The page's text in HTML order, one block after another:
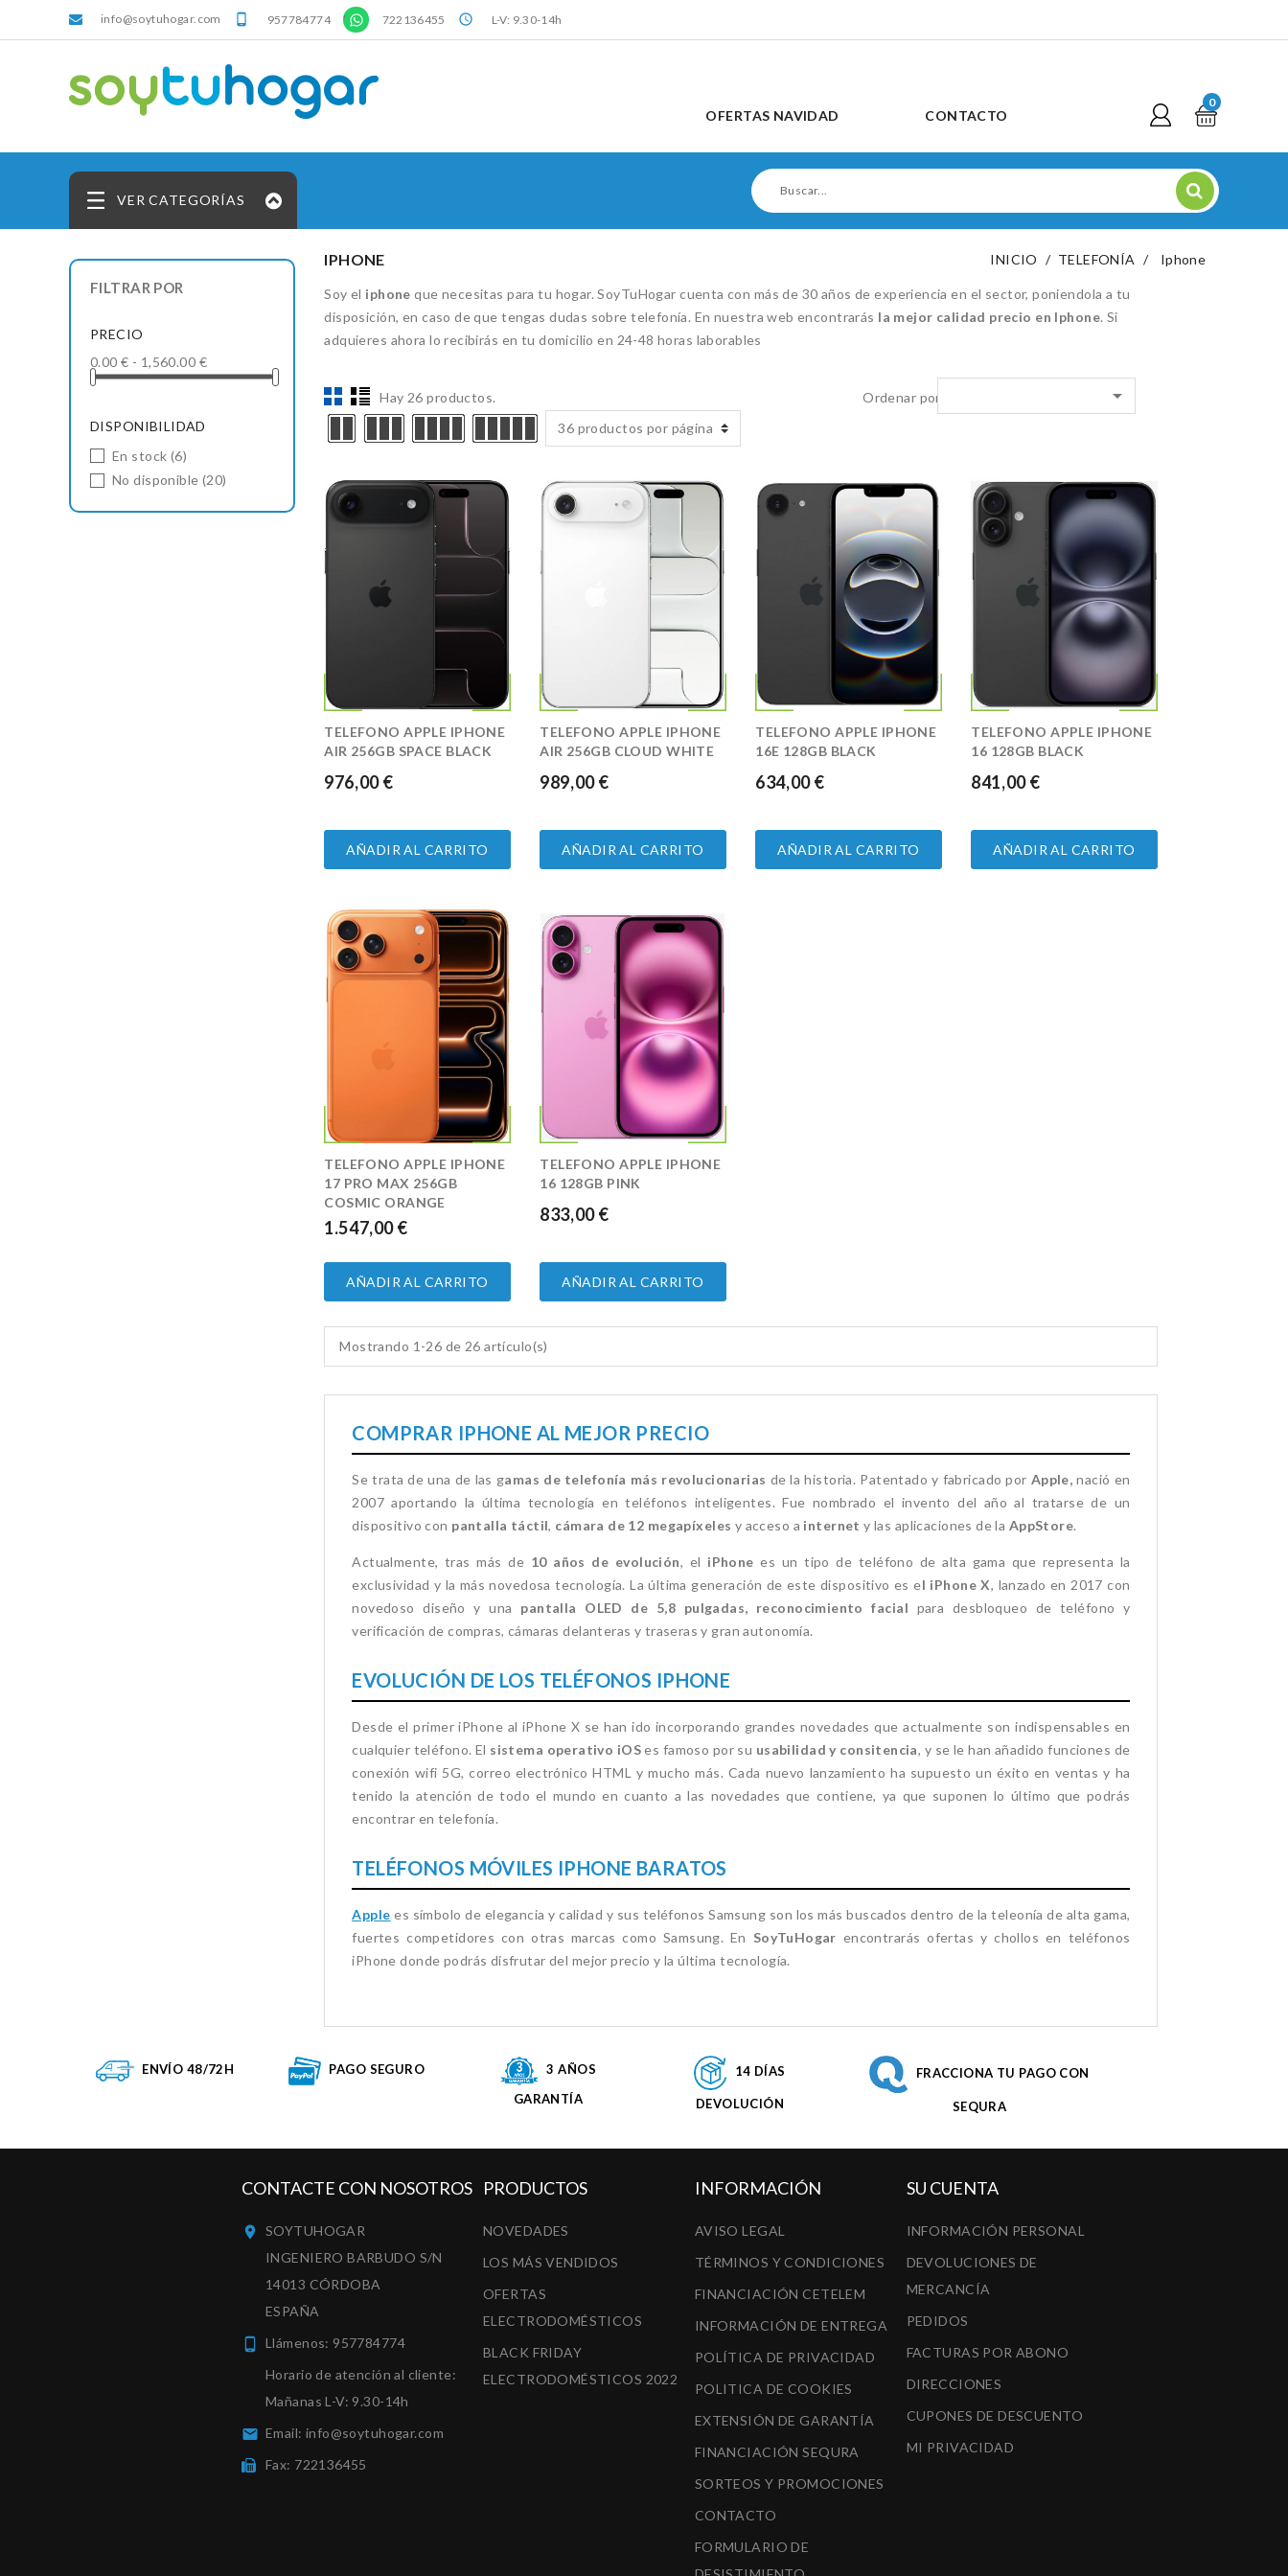
info@soytuhogar.com  957784774 ' 722136455 query_builder L-V: 9.30-14h
OFERTAS NAVIDAD CONTACTO
0
VER CATEGORÍAS
FILTRAR POR
PRECIO
0.00 € - 1,560.00 €
DISPONIBILIDAD
En stock (6)
No disponible (20)
INICIO TELEFONÍA Iphone
IPHONE
Soy el iphone que necesitas para tu hogar. SoyTuHogar cuenta con más de 30 años de experiencia en el sector, poniendola a tu
disposición, en caso de que tengas dudas sobre telefonía. En nuestra web encontrarás la mejor calidad precio en Iphone. Si
adquieres ahora lo recibirás en tu domicilio en 24-48 horas laborables
Hay 26 productos.
36 productos por página
Ordenar por: 
TELEFONO APPLE IPHONE
AIR 256GB SPACE BLACK
PRECIO
976,00 €
AÑADIR AL CARRITO
TELEFONO APPLE IPHONE
AIR 256GB CLOUD WHITE
PRECIO
989,00 €
AÑADIR AL CARRITO
TELEFONO APPLE IPHONE
16E 128GB BLACK
PRECIO
634,00 €
AÑADIR AL CARRITO
TELEFONO APPLE IPHONE
16 128GB BLACK
PRECIO
841,00 €
AÑADIR AL CARRITO
TELEFONO APPLE IPHONE
17 PRO MAX 256GB
COSMIC ORANGE
PRECIO
1.547,00 €
AÑADIR AL CARRITO
TELEFONO APPLE IPHONE
16 128GB PINK
PRECIO
833,00 €
AÑADIR AL CARRITO
Mostrando 1-26 de 26 artículo(s)
COMPRAR IPHONE AL MEJOR PRECIO
Se trata de una de las gamas de telefonía más revolucionarias de la historia. Patentado y fabricado por Apple, nació en
2007 aportando la última tecnología en teléfonos inteligentes. Fue nombrado el invento del año al tratarse de un
dispositivo con pantalla táctil, cámara de 12 megapíxeles y acceso a internet y las aplicaciones de la AppStore.
Actualmente, tras más de 10 años de evolución, el iPhone es un tipo de teléfono de alta gama que representa la
exclusividad y la más novedosa tecnología. La última generación de este dispositivo es el iPhone X, lanzado en 2017 con
novedoso diseño y una pantalla OLED de 5,8 pulgadas, reconocimiento facial para desbloqueo de teléfono y
verificación de compras, cámaras delanteras y traseras y gran autonomía.
EVOLUCIÓN DE LOS TELÉFONOS IPHONE
Desde el primer iPhone al iPhone X se han ido incorporando grandes novedades que actualmente son indispensables en
cualquier teléfono. El sistema operativo iOSes famoso por su usabilidad y consitencia, y se le han añadido funciones de
conexión wifi 5G, correo electrónico HTML y mucho más. Cada nuevo lanzamiento ha supuesto un éxito en ventas y ha
tenido la atención de todo el mundo en cuanto a las novedades que contiene, ya que suponen lo último que podrás
encontrar en telefonía.
TELÉFONOS MÓVILES IPHONE BARATOS
Apple es símbolo de elegancia y calidad y sus teléfonos Samsung son los más buscados dentro de la teleonía de alta gama,
fuertes competidores con otras marcas como Samsung. En SoyTuHogar encontrarás ofertas y chollos en teléfonos
iPhone donde podrás disfrutar del mejor precio y la última tecnología.
ENVÍO 48/72H PAGO SEGURO
3 AÑOS
GARANTÍA
14 DÍAS
DEVOLUCIÓN
FRACCIONA TU PAGO CON
SEQURA
CONTACTE CON NOSOTROS
 SOYTUHOGAR
INGENIERO BARBUDO S/N
14013 CÓRDOBA
ESPAÑA
 Llámenos: 957784774
Horario de atención al cliente:
Mañanas L-V: 9.30-14h
 Email: info@soytuhogar.com
Fax: 722136455
PRODUCTOS
NOVEDADES
LOS MÁS VENDIDOS
OFERTAS
ELECTRODOMÉSTICOS
BLACK FRIDAY
ELECTRODOMÉSTICOS 2022
INFORMACIÓN
AVISO LEGAL
TÉRMINOS Y CONDICIONES
FINANCIACIÓN CETELEM
INFORMACIÓN DE ENTREGA
POLÍTICA DE PRIVACIDAD
POLITICA DE COOKIES
EXTENSIÓN DE GARANTÍA
FINANCIACIÓN SEQURA
SORTEOS Y PROMOCIONES
CONTACTO
FORMULARIO DE
SU CUENTA
INFORMACIÓN PERSONAL
DEVOLUCIONES DE
MERCANCÍA
PEDIDOS
FACTURAS POR ABONO
DIRECCIONES
CUPONES DE DESCUENTO
MI PRIVACIDAD